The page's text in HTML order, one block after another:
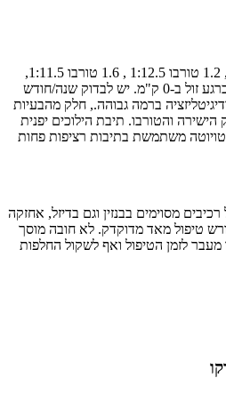
גדול, נוח,מרווח, חסכוני, 1.2 טורבו 1:12.5 , 1.6 טורבו 1:11.5,
1.5 דיזל 1:16.5, , מהנה יחסית,כרגע זול ב-0 ק"מ. יש לבדוק שנה/חודש
ברמה גבוהה., חלק מהבעיות
והטורבו. תיבת הילוכים יפנית
טויוטה משתמשת בתיבות רציפות פחות
מסוימים בבנזין וגם בדיזל, אחזקה
טיפול מאד מדוקדק. לא חובה מוסך
מעבר לזמן הטיפול ואף לשקול החלפות